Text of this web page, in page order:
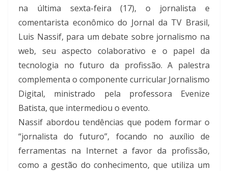
na última sexta-feira (17), o jornalista e
comentarista econômico do Jornal da TV Brasil,
Luis Nassif, para um debate sobre jornalismo na
web, seu aspecto colaborativo e o papel da
tecnologia no futuro da profissão. A palestra
complementa o componente curricular Jornalismo
Digital, ministrado pela professora Evenize
Batista, que intermediou o evento.
Nassif abordou tendências que podem formar o
“jornalista do futuro”, focando no auxílio de
ferramentas na Internet a favor da profissão,
como a gestão do conhecimento, que utiliza um